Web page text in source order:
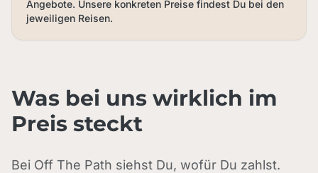
Angebote. Unsere konkreten Preise findest Du bei den
jeweiligen Reisen.
Was bei uns wirklich im
Preis steckt
Bei Off The Path siehst Du, wofür Du zahlst.